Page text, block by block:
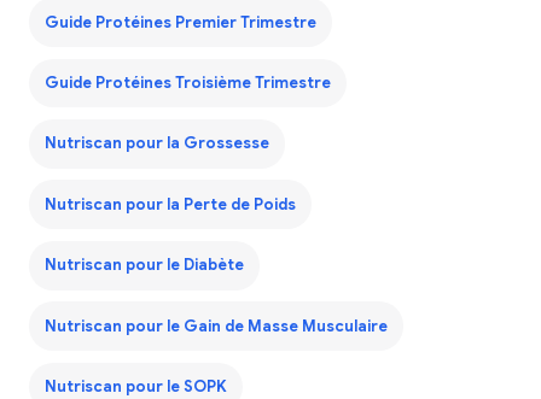
Guide Protéines Premier Trimestre
Guide Protéines Troisième Trimestre
Nutriscan pour la Grossesse
Nutriscan pour la Perte de Poids
Nutriscan pour le Diabète
Nutriscan pour le Gain de Masse Musculaire
Nutriscan pour le SOPK